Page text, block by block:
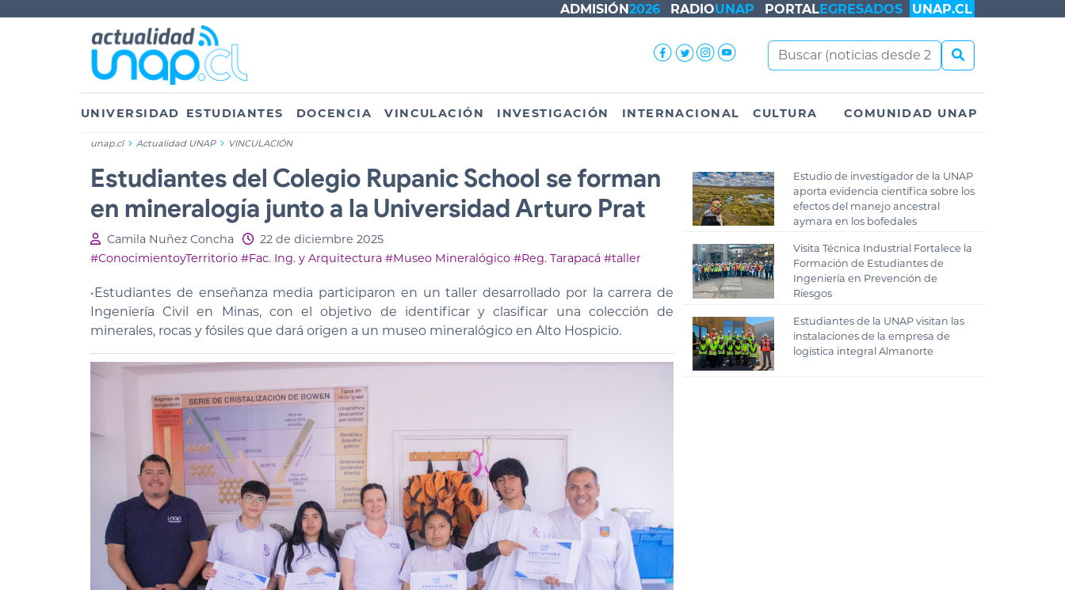
ADMISIÓN2026 RADIOUNAP PORTALEGRESADOS UNAP.CL
UNIVERSIDAD ESTUDIANTES DOCENCIA VINCULACIÓN INVESTIGACIÓN INTERNACIONAL CULTURA COMUNIDAD UNAP
unap.cl Actualidad UNAP VINCULACIÓN
Estudiantes del Colegio Rupanic School se forman
en mineralogía junto a la Universidad Arturo Prat
Camila Nuñez Concha
22 de diciembre 2025
#ConocimientoyTerritorio #Fac. Ing. y Arquitectura #Museo Mineralógico #Reg. Tarapacá #taller
•Estudiantes de enseñanza media participaron en un taller desarrollado por la carrera de
Ingeniería Civil en Minas, con el objetivo de identificar y clasificar una colección de
minerales, rocas y fósiles que dará origen a un museo mineralógico en Alto Hospicio.
Estudio de investigador de la UNAP
aporta evidencia científica sobre los
efectos del manejo ancestral
aymara en los bofedales
Visita Técnica Industrial Fortalece la
Formación de Estudiantes de
Ingeniería en Prevención de
Riesgos
Estudiantes de la UNAP visitan las
instalaciones de la empresa de
logística integral Almanorte